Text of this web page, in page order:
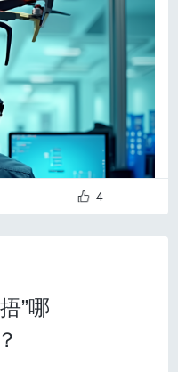
颅内压的药物，推荐选
方式。
期风险
学和通气管理是预防缺
烟雾病患者手术的麻醉
用吸入麻醉，须在严密
平与正常的二氧化碳分
指南》认为在综合评估
等抗血小板药物是可行
40岁的青年为主，6
至有28%选择三代同堂
罕见。”《哪吒2》到
岳将视角锚定在了这
便采用了多维文化策
体层面追求自我认
面又身担重任、融入
成个体和集体身份的
建逻辑、基于反叛和
法无疑能让观众更愿
支持面向老科技工作
老科技工作者服务社
能的诉求和健康服务
等服务活动。
少于28场活动，每个
元）的经费支持，每
津沪渝四直辖市老科
工作交流会等机制，
作用。
与外省市区域协作工作
，在空中自如地上
制它的飞行。仔细一
脑机接口设备，眼神
，一切都通过意念完
4
”哪